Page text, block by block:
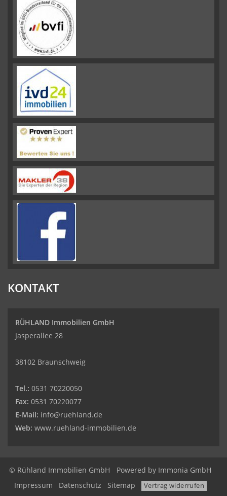
KONTAKT
RÜHLAND Immobilien GmbH
Jasperallee 28
38102 Braunschweig
Tel.: 0531 70220050
Fax: 0531 70220077
E-Mail: info@ruehland.de
Web: www.ruehland-immobilien.de
© Rühland Immobilien GmbH Powered by Immonia GmbH
Impressum
Datenschutz Sitemap Vertrag widerrufen